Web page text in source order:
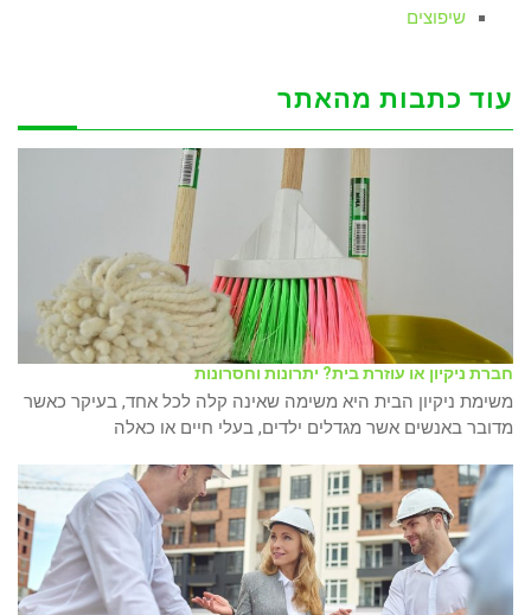
שיפוצים
עוד כתבות מהאתר
חברת ניקיון או עוזרת בית? יתרונות וחסרונות
משימת ניקיון הבית היא משימה שאינה קלה לכל אחד, בעיקר כאשר
מדובר באנשים אשר מגדלים ילדים, בעלי חיים או כאלה